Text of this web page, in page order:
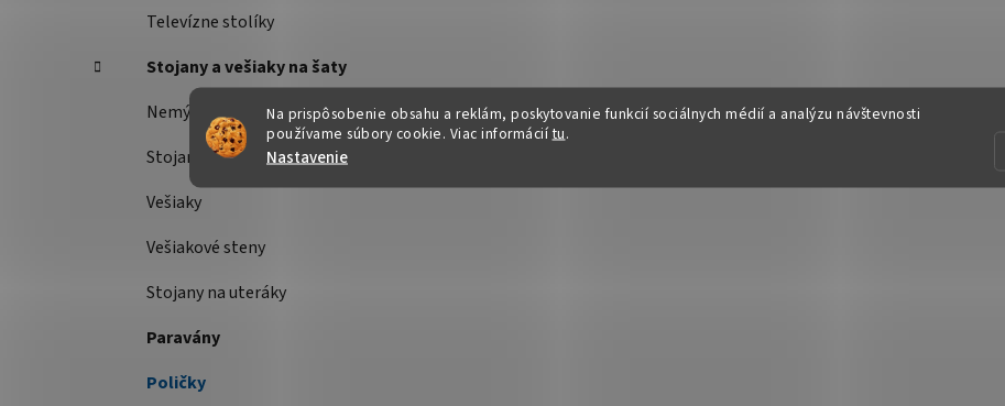
Na prispôsobenie obsahu a reklám, poskytovanie funkcií sociálnych médií a analýzu návštevnosti
používame súbory cookie. Viac informáciítu.
Nastavenie
Televízne stolíky
Stojany a vešiaky na šaty
Nemý sluha
Stojany na šaty
Vešiaky
Vešiakové steny
Stojany na uteráky
Paravány
Poličky